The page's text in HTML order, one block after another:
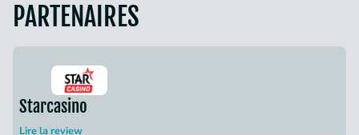
PARTENAIRES
Starcasino
Lire la review